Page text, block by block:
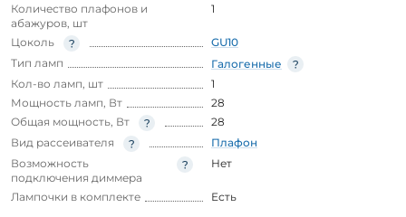
Количество плафонов и
абажуров, шт
1
Цоколь
GU10
Тип ламп
Галогенные
Кол-во ламп, шт
1
Мощность ламп, Вт
28
Общая мощность, Вт
28
Вид рассеивателя
Плафон
Возможность
подключения диммера
Нет
Лампочки в комплекте Есть